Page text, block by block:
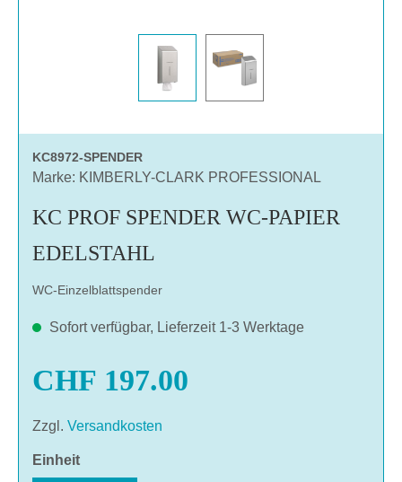
KC8972-SPENDER
Marke: KIMBERLY-CLARK PROFESSIONAL
KC PROF SPENDER WC-PAPIER
EDELSTAHL
WC-Einzelblattspender
Sofort verfügbar, Lieferzeit 1-3 Werktage
CHF 197.00
Zzgl. Versandkosten
Einheitauswählen